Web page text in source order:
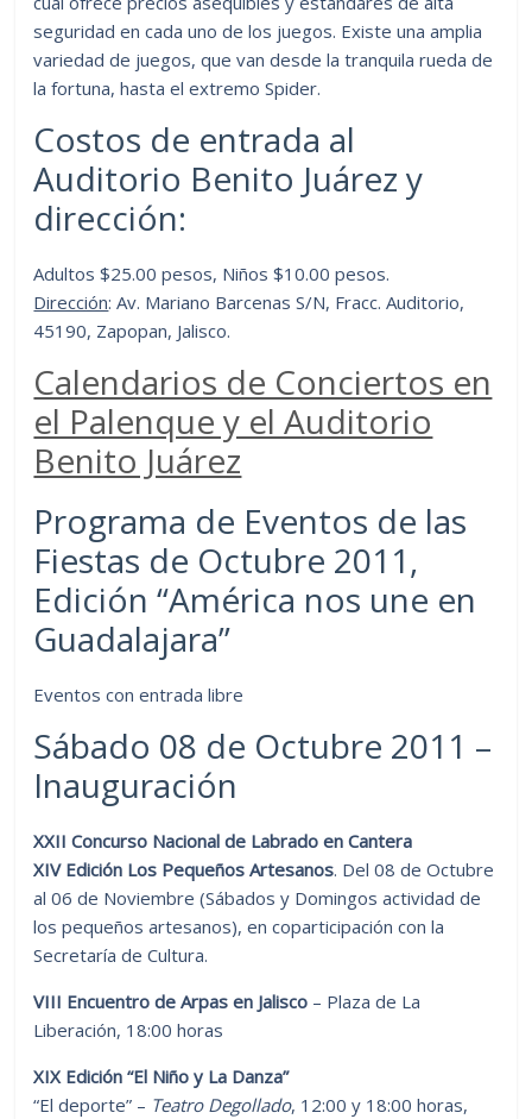
seguridad en cada uno de los juegos. Existe una amplia
variedad de juegos, que van desde la tranquila rueda de
la fortuna, hasta el extremo Spider.
Costos de entrada al
Auditorio Benito Juárez y
dirección:
Adultos $25.00 pesos, Niños $10.00 pesos.
Dirección: Av. Mariano Barcenas S/N, Fracc. Auditorio,
45190, Zapopan, Jalisco.
Calendarios de Conciertos en
el Palenque y el Auditorio
Benito Juárez
Programa de Eventos de las
Fiestas de Octubre 2011,
Edición “América nos une en
Guadalajara”
Eventos con entrada libre
Sábado 08 de Octubre 2011 –
Inauguración
XXII Concurso Nacional de Labrado en Cantera
XIV Edición Los Pequeños Artesanos. Del 08 de Octubre
al 06 de Noviembre (Sábados y Domingos actividad de
los pequeños artesanos), en coparticipación con la
Secretaría de Cultura.
VIII Encuentro de Arpas en Jalisco – Plaza de La
Liberación, 18:00 horas
XIX Edición “El Niño y La Danza”
“El deporte” – Teatro Degollado, 12:00 y 18:00 horas,